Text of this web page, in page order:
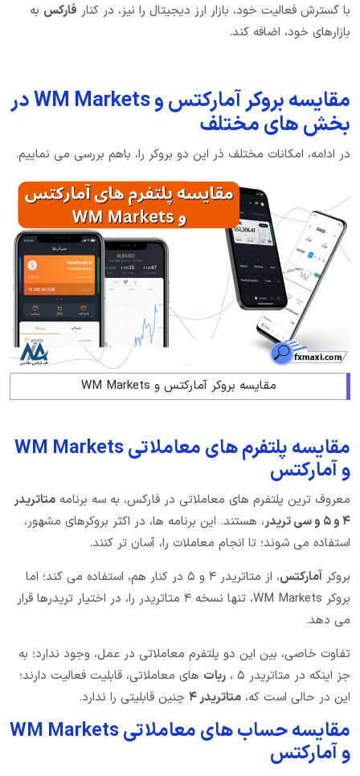
با گسترش فعالیت خود، بازار ارز دیجیتال را نیز، در کنار فارکس به
بازارهای خود، اضافه کند.
مقایسه بروکر آمارکتس و WM Markets در
بخش های مختلف
در ادامه، امکانات مختلف ذر این دو بروکر را، باهم بررسی می نماییم.
مقایسه بروکر آمارکتس و WM Markets
مقایسه پلتفرم های معاملاتی WM Markets
و آمارکتس
معروف ترین پلتفرم های معاملاتی در فارکس، به سه برنامه متاتریدر
۴ و ۵ و سی تریدر
، هستند. این برنامه ها، در اکثر بروکرهای مشهور،
استفاده می شوند؛ تا انجام معاملات را، آسان تر کنند.
بروکر آمارکتس
، از متاتریدر ۴ و ۵ در کنار هم، استفاده می کند؛ اما
بروکر WM Markets، تنها نسخه ۴ متاتریدر را، در اختیار تریدرها قرار
می دهد.
تفاوت خاصی، بین این دو پلتفرم معاملاتی در عمل، وجود ندارد؛ به
جز اینکه در متاتریدر ۵ ،
ربات های معاملاتی، قابلیت فعالیت دارند؛
این در حالی است که، متاتریدر ۴ چنین قابلیتی را ندارد.
مقایسه حساب های معاملاتی WM Markets
و آمارکتس